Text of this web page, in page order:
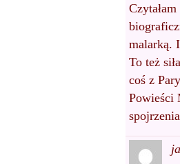
malarką.
To też
coś z
Powieści